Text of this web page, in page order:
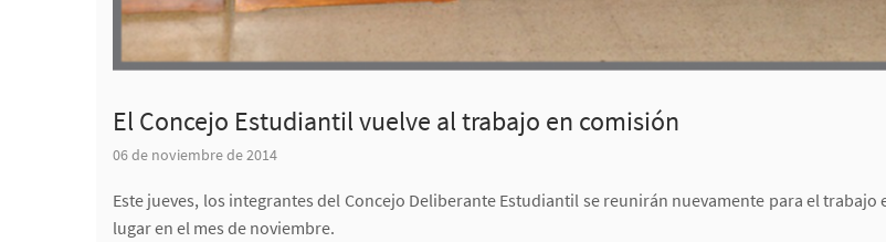
El Concejo Estudiantil vuelve al trabajo en comisión
06 de noviembre de 2014
Este jueves, los integrantes del Concejo Deliberante Estudiantil se reunirán nuevamente para el
lugar en el mes de noviembre.